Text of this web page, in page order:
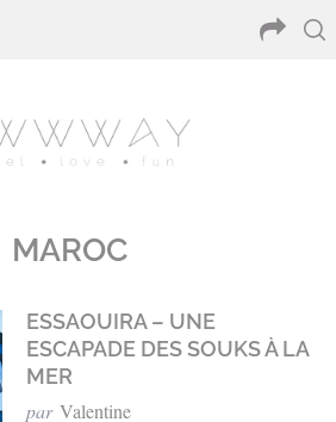
MAROC
ESSAOUIRA – UNE
ESCAPADE DES SOUKS À LA
MER
par Valentine